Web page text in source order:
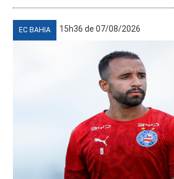
EC BAHIA 15h36 de 07/08/2026